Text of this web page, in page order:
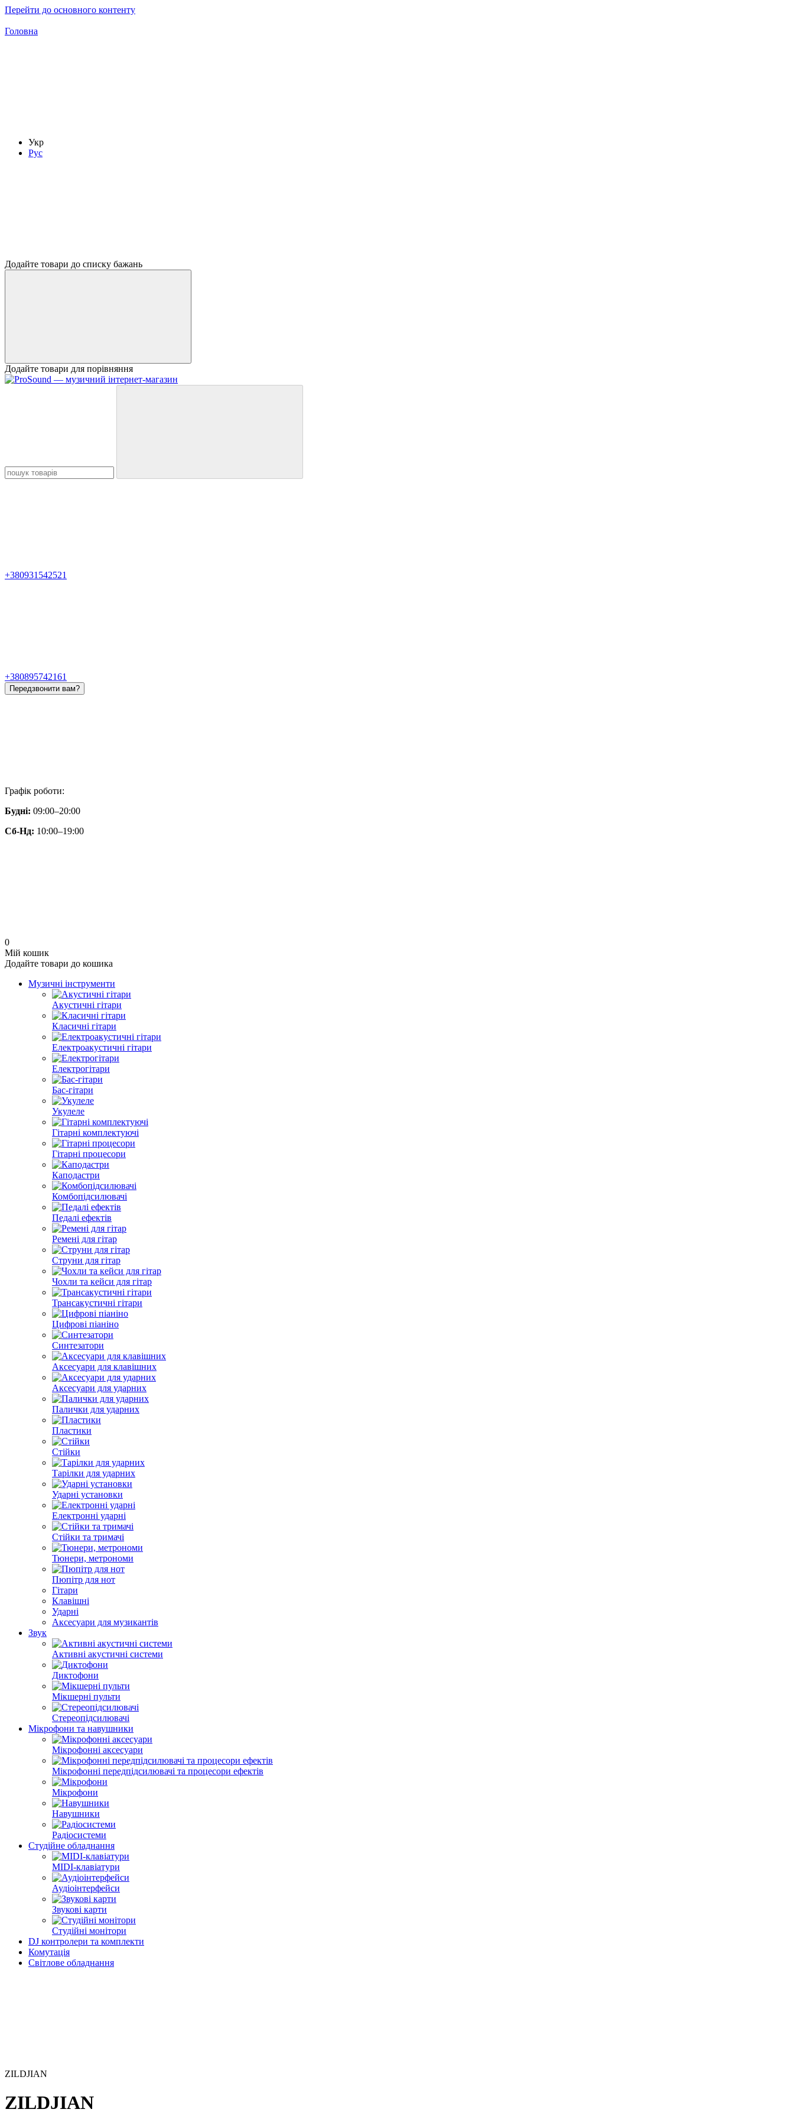
Перейти до основного контенту
Головна
Укр
Рус
Додайте товари до списку бажань
Додайте товари для порівняння
+380931542521
+380895742161
Передзвонити вам?
Графік роботи:
Будні: 09:00–20:00
Сб-Нд: 10:00–19:00
0
Мій кошик
Додайте товари до кошика
Музичні інструменти
Акустичні гітари
Класичні гітари
Електроакустичні гітари
Електрогітари
Бас-гітари
Укулеле
Гітарні комплектуючі
Гітарні процесори
Каподастри
Комбопідсилювачі
Педалі ефектів
Ремені для гітар
Струни для гітар
Чохли та кейси для гітар
Трансакустичні гітари
Цифрові піаніно
Синтезатори
Аксесуари для клавішних
Аксесуари для ударних
Палички для ударних
Пластики
Стійки
Тарілки для ударних
Ударні установки
Електронні ударні
Стійки та тримачі
Тюнери, метрономи
Пюпітр для нот
Гітари
Клавішні
Ударні
Аксесуари для музикантів
Звук
Активні акустичні системи
Диктофони
Мікшерні пульти
Стереопідсилювачі
Мікрофони та навушники
Мікрофонні аксесуари
Мікрофонні передпідсилювачі та процесори ефектів
Мікрофони
Навушники
Радіосистеми
Студійне обладнання
MIDI-клавіатури
Аудіоінтерфейси
Звукові карти
Студійні монітори
DJ контролери та комплекти
Комутація
Світлове обладнання
ZILDJIAN
ZILDJIAN